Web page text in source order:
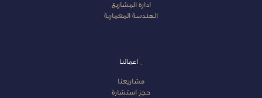
ادارة المشاريع
الهندسة المعمارية
اعمالنا
مشاريعنا
حجز استشارة